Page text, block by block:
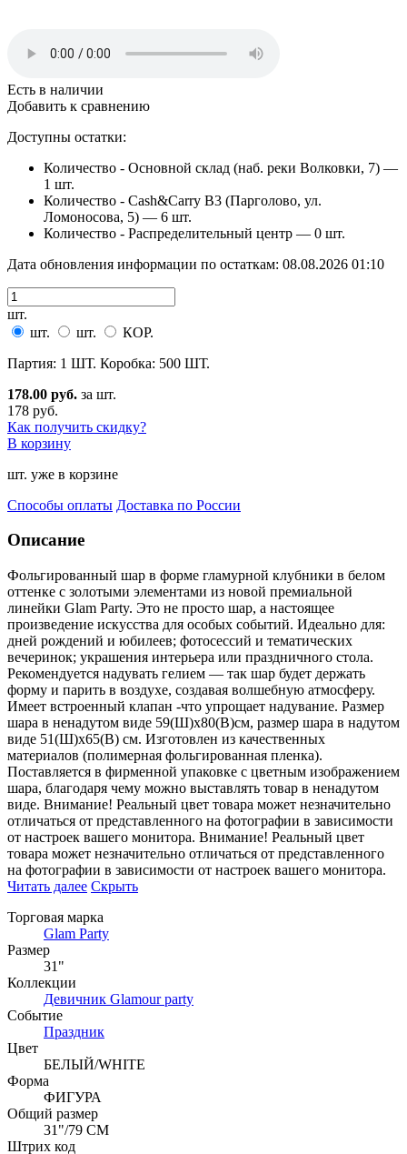
Есть в наличии
Добавить к сравнению
Доступны остатки:
Количество - Основной склад (наб. реки Волковки, 7) —
1 шт.
Количество - Cash&Carry B3 (Парголово, ул.
Ломоносова, 5) — 6 шт.
Количество - Распределительный центр — 0 шт.
Дата обновления информации по остаткам: 08.08.2026 01:10
шт.
шт.
шт.
КОР.
Партия: 1 ШТ. Коробка: 500 ШТ.
178.00 руб. за шт.
178 руб.
Как получить скидку?
В корзину
шт. уже в корзине
Способы оплаты Доставка по России
Описание
Фольгированный шар в форме гламурной клубники в белом
оттенке с золотыми элементами из новой премиальной
линейки Glam Party. Это не просто шар, а настоящее
произведение искусства для особых событий. Идеально для:
дней рождений и юбилеев; фотосессий и тематических
вечеринок; украшения интерьера или праздничного стола.
Рекомендуется надувать гелием — так шар будет держать
форму и парить в воздухе, создавая волшебную атмосферу.
Имеет встроенный клапан -что упрощает надувание. Размер
шара в ненадутом виде 59(Ш)х80(В)см, размер шара в надутом
виде 51(Ш)х65(В) см. Изготовлен из качественных
материалов (полимерная фольгированная пленка).
Поставляется в фирменной упаковке с цветным изображением
шара, благодаря чему можно выставлять товар в ненадутом
виде. Внимание! Реальный цвет товара может незначительно
отличаться от представленного на фотографии в зависимости
от настроек вашего монитора. Внимание! Реальный цвет
товара может незначительно отличаться от представленного
на фотографии в зависимости от настроек вашего монитора.
Читать далее Скрыть
Торговая марка
Glam Party
Размер
31"
Коллекции
Девичник Glamour party
Событие
Праздник
Цвет
БЕЛЫЙ/WHITE
Форма
ФИГУРА
Общий размер
31"/79 СМ
Штрих код